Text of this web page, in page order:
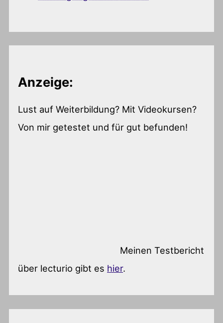
Anzeige:
Lust auf Weiterbildung? Mit Videokursen?
Von mir getestet und für gut befunden!
Meinen Testbericht
über lecturio gibt es hier.